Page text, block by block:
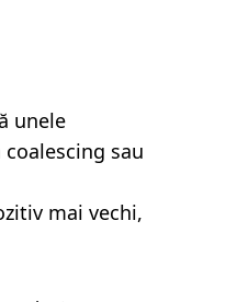
unele
sau
mai vechi,